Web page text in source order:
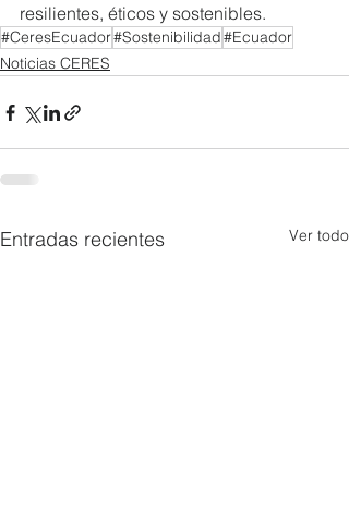
resilientes, éticos y sostenibles.
#CeresEcuador#Sostenibilidad#Ecuador
Noticias CERES
Entradas recientes Ver todo